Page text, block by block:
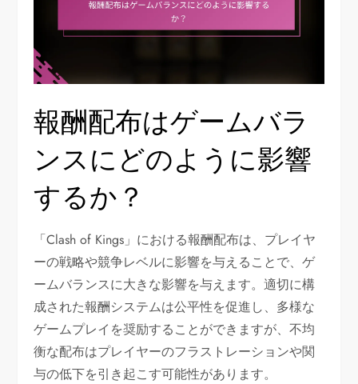
報酬配布はゲームバラ
ンスにどのように影響
するか？
「Clash of Kings」における報酬配布は、プレイヤ
ーの戦略や競争レベルに影響を与えることで、ゲ
ームバランスに大きな影響を与えます。適切に構
成された報酬システムは公平性を促進し、多様な
ゲームプレイを奨励することができますが、不均
衡な配布はプレイヤーのフラストレーションや関
与の低下を引き起こす可能性があります。